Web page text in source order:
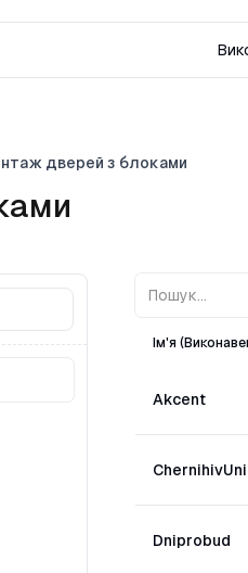
дверей з блоками
Ім'я
Akcent
Dniprobud